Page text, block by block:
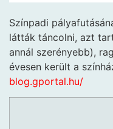
Színpadi
látták táncolni, azt
annál szerényebb),
évesen került a
blog.gportal.hu/